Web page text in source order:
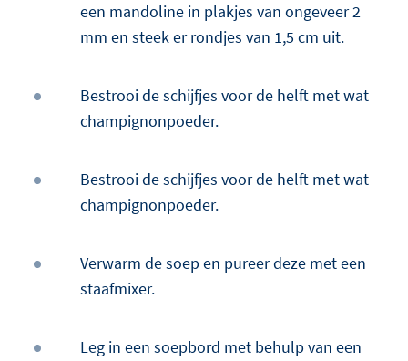
een mandoline in plakjes van ongeveer 2
mm en steek er rondjes van 1,5 cm uit.
Bestrooi de schijfjes voor de helft met wat
champignonpoeder.
Bestrooi de schijfjes voor de helft met wat
champignonpoeder.
Verwarm de soep en pureer deze met een
staafmixer.
Leg in een soepbord met behulp van een